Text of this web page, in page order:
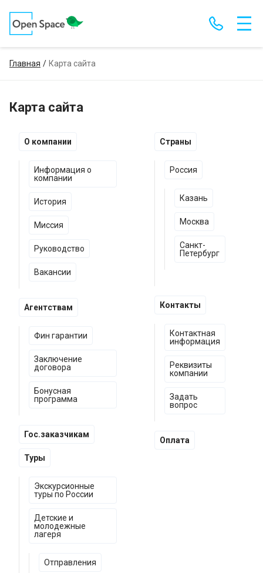
Главная Карта сайта
Карта сайта
О компании
Информация о
компании
История
Миссия
Руководство
Вакансии
Агентствам
Фин гарантии
Заключение
договора
Бонусная
программа
Гос.заказчикам
Туры
Экскурсионные
туры по России
Детские и
молодежные
лагеря
Отправления
Страны
Россия
Казань
Москва
Санкт-
Петербург
Контакты
Контактная
информация
Реквизиты
компании
Задать
вопрос
Оплата